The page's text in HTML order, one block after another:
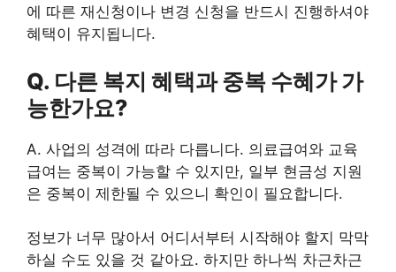
에 따른 재신청이나 변경 신청을 반드시 진행하셔야
혜택이 유지됩니다.
Q. 다른 복지 혜택과 중복 수혜가 가
능한가요?
A. 사업의 성격에 따라 다릅니다. 의료급여와 교육
급여는 중복이 가능할 수 있지만, 일부 현금성 지원
은 중복이 제한될 수 있으니 확인이 필요합니다.
정보가 너무 많아서 어디서부터 시작해야 할지 막막
하실 수도 있을 것 같아요. 하지만 하나씩 차근차근